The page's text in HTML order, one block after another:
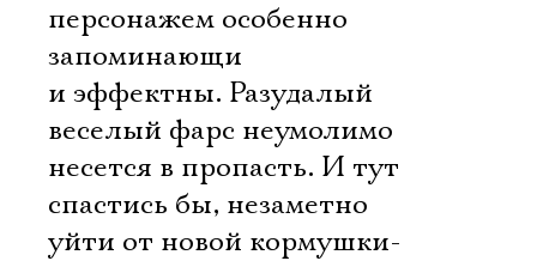
персонажем особенно
запоминающи
и эффектны. Разудалый
веселый фарс неумолимо
несется в пропасть. И тут
спастись бы, незаметно
уйти от новой кормушки-